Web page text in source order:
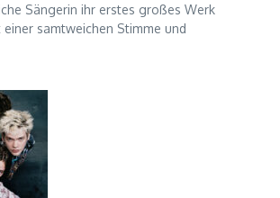
Sängerin ihr erstes großes Werk
samtweichen Stimme und